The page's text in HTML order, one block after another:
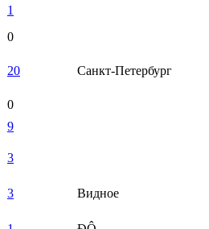
1
0
20 Санкт-Петербург
0
9
3
3 Видное